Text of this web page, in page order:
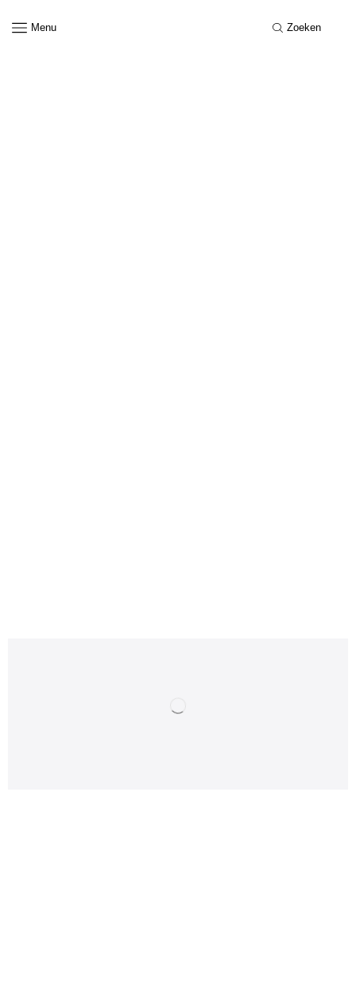
Menu Zoeken